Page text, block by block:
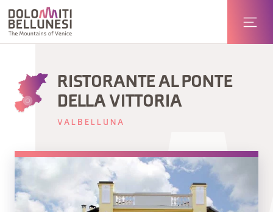
RISTORANTE AL PONTE
DELLA VITTORIA
VALBELLUNA